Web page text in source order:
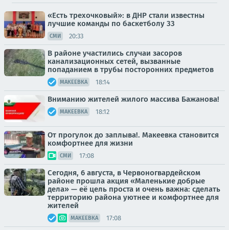
«Есть трехочковый»: в ДНР стали известны
лучшие команды по баскетболу 33
СМИ 20:33
В районе участились случаи засоров
канализационных сетей, вызванные
попаданием в трубы посторонних предметов
МАКЕЕВКА 18:14
Вниманию жителей жилого массива Бажанова!
МАКЕЕВКА 18:12
От прогулок до заплыва!. Макеевка становится
комфортнее для жизни
СМИ 17:08
Сегодня, 6 августа, в Червоногвардейском
районе прошла акция «Маленькие добрые
дела» — её цель проста и очень важна: сделать
территорию района уютнее и комфортнее для
жителей
МАКЕЕВКА 17:08